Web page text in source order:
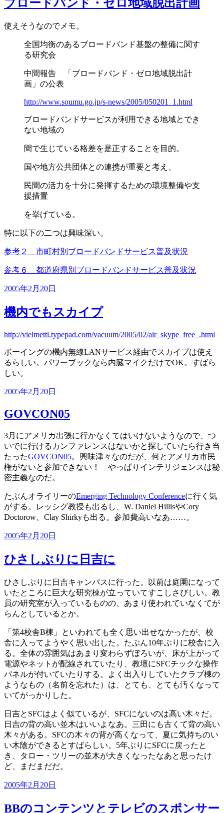
ブロードバンド・ゼロ地域脱出計画
使えそうなのでメモ。
全国均衡のあるブロードバンド基盤の整備に関す
る研究会
中間報告 「ブロードバンド・ゼロ地域脱出計
画」の公表
http://www.soumu.go.jp/s-news/2005/050201_1.html
ブロードバンドサービスが利用できる地域とでき
ない地域の
間で生じている格差を是正することを目的。
国や地方公共団体との連携が重要と考え、
民間の活力を十分に発揮するための環境整備や支
援措置
を挙げている。
特に以下の二つは興味深い。
参考２ 市町村別ブロードバンドサービス普及状況
参考６ 都道府県別ブロードバンドサービス普及状況
投
日:
2005年2月20日
機内でもスカイプ
http://vielmetti.typepad.com/vacuum/2005/02/air_skype_free_.html
ボーイングの機内無線LANサービス経由でスカイプは使え
るらしい。パワーブックなら内臓マイクだけでOK。すばら
しい。
投
日:
2005年2月20日
GOVCON05
3月にアメリカ出張に行かなくてはいけないようなので、つ
いでに行けるカンファレンスはないかと探していたら行き当
たったGOVCON05。興味津々なのだが、何とアメリカ市民
権がないと参加できない！ やっぱりインテリジェンスは秘
密主義なのだ。
たぶんオライリーのEmerging Technology Conferenceに行く気
がする。レッシグ教授も出るし、W. Daniel HillisやCory
Doctorow、Clay Shirkyも出る。参加費高いなあ……。
投
日:
2005年2月20日
ひさしぶりに日吉に
ひさしぶりに日吉キャンパスに行った。以前は庭園になって
いたところに巨大な研究棟が立っていてすこしさびしい。教
員の研究室が入っているものの、あまり使われていなくてが
らんとしているとか。
「第4校舎B棟」といわれても全く思い出せなかったが、校
舎に入ってようやく思い出した。たぶん10年ぶりに校舎に入
る。全体の雰囲気はあまり変わらずぼろいが、床が上がって
電源やネットが配線されていたり、教壇にSFCチックな操作
パネルが付いていたりする。よく出入りしていたクラブ棟の
ようなもの（名前を忘れた）は、とても、とても汚くなって
いてがっかりした。
日吉とSFCはよく似ているが、SFCにないのは高い木々だ。
日吉の背の高い並木はいいよなあ。三田にも古くて背の高い
木々がある。SFCの木々の背が高くなって、夏に気持ちのい
い木陰ができるとすばらしい。5年ぶりにSFCに戻ったと
き、タロー・ツリーの並木が大きくなったなあと思ったけ
ど、まだまだだ。
投
日:
2005年2月20日
BBのコンテンツとテレビのスポンサー